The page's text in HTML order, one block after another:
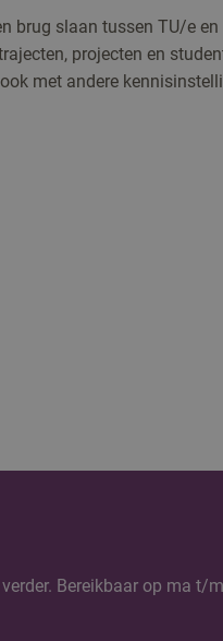
brug slaan tussen TU/e en
projecten en
met andere
Bereikbaar op ma t/